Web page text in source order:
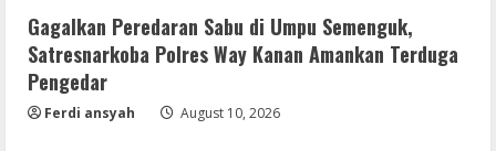
Gagalkan Peredaran Sabu di Umpu Semenguk,
Satresnarkoba Polres Way Kanan Amankan Terduga
Pengedar
Ferdi ansyah August 10, 2026